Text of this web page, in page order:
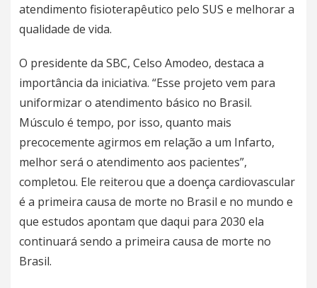
atendimento fisioterapêutico pelo SUS e melhorar a
qualidade de vida.
O presidente da SBC, Celso Amodeo, destaca a
importância da iniciativa. “Esse projeto vem para
uniformizar o atendimento básico no Brasil.
Músculo é tempo, por isso, quanto mais
precocemente agirmos em relação a um Infarto,
melhor será o atendimento aos pacientes”,
completou. Ele reiterou que a doença cardiovascular
é a primeira causa de morte no Brasil e no mundo e
que estudos apontam que daqui para 2030 ela
continuará sendo a primeira causa de morte no
Brasil.